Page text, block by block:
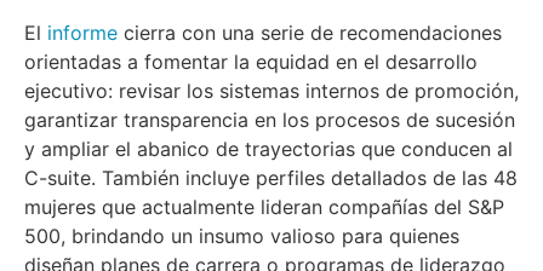
El informe cierra con una serie de recomendaciones
orientadas a fomentar la equidad en el desarrollo
ejecutivo: revisar los sistemas internos de promoción,
garantizar transparencia en los procesos de sucesión
y ampliar el abanico de trayectorias que conducen al
C-suite. También incluye perfiles detallados de las 48
mujeres que actualmente lideran compañías del S&P
500, brindando un insumo valioso para quienes
diseñan planes de carrera o programas de liderazgo